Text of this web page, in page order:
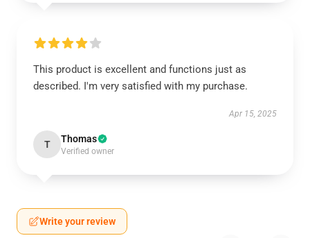
This product is excellent and functions just as
described. I'm very satisfied with my purchase.
Apr 15, 2025
T Thomas
Verified owner
Write your review